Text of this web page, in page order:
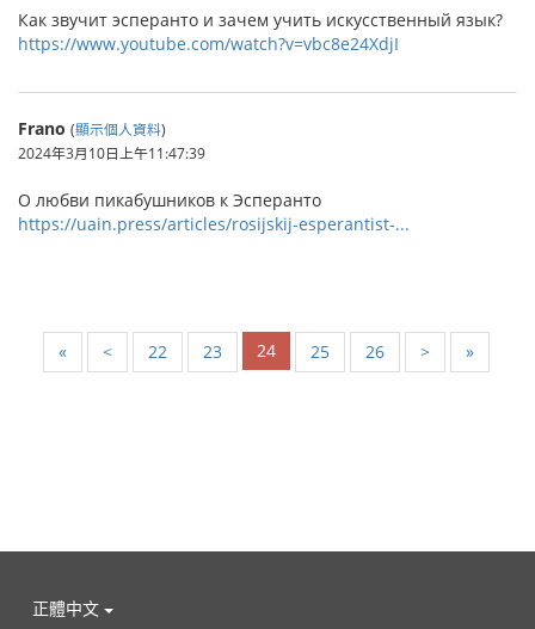
Как звучит эсперанто и зачем учить искусственный язык?
https://www.youtube.com/watch?v=vbc8e24XdjI
Frano (顯示個人資料)
2024年3月10日上午11:47:39
О любви пикабушников к Эсперанто
https://uain.press/articles/rosijskij-esperantist-...
« < 22 23 24 25 26 > »
正體中文